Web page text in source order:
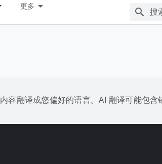
更多
容翻译成您偏好的语言。AI 翻译可能包含